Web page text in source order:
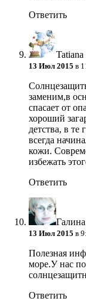
Ответить
Tatiana
13 Июл 2015 в
заменим,в
спасает от
хороший
детства, в
всегда
кожи.
избежать
Ответить
Галина
13 Июл 2015 в
Полезная
море.У нас
Ответить